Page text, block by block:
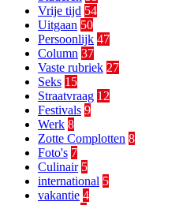
Vrije tijd 54
Uitgaan 50
Persoonlijk 47
Column 37
Vaste rubriek 27
Seks 15
Straatvraag 12
Festivals 9
Werk 8
Zotte Complotten 8
Foto's 7
Culinair 5
international 5
vakantie 4